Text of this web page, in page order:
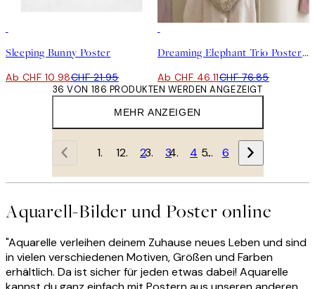
Sleeping Bunny Poster
Ab CHF 10.98CHF 21.95
Dreaming Elephant Trio Poster Set
Ab CHF 46.11CHF 76.85
MEHR ANZEIGEN
36 VON 186 PRODUKTEN WERDEN ANGEZEIGT
1 2 3 4 … 6
Aquarell-Bilder und Poster online
"Aquarelle verleihen deinem Zuhause neues Leben und sind
in vielen verschiedenen Motiven, Größen und Farben
erhältlich. Da ist sicher für jeden etwas dabei! Aquarelle